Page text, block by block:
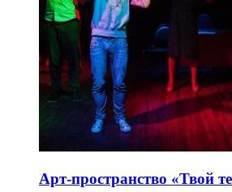
Арт-пространство «Твой